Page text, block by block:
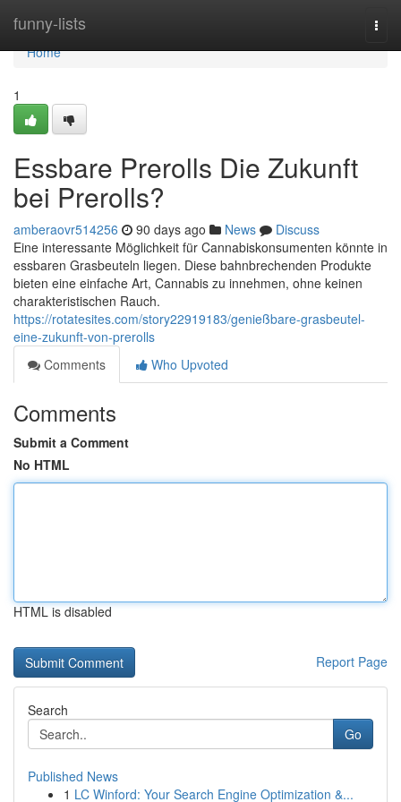
funny-lists
Home
Home
1
Essbare Prerolls Die Zukunft
bei Prerolls?
amberaovr514256 90 days ago News
Discuss
Eine interessante Möglichkeit für Cannabiskonsumenten könnte in
essbaren Grasbeuteln liegen. Diese bahnbrechenden Produkte
bieten eine einfache Art, Cannabis zu innehmen, ohne keinen
charakteristischen Rauch.
https://rotatesites.com/story22919183/genießbare-grasbeutel-
eine-zukunft-von-prerolls
Comments
Who Upvoted
Comments
Submit a Comment
No HTML
HTML is disabled
Report Page
Search
Go
Published News
1 LC Winford: Your Search Engine Optimization &...